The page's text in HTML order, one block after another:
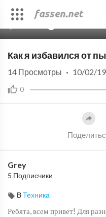
Как я избавился от
0
14 Просмотры · 10/02/19
Grey
5 Подписчики
ВТехника
Ребята, всем привет! Для